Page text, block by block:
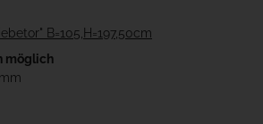
B=105,H=197,50cm
möglich